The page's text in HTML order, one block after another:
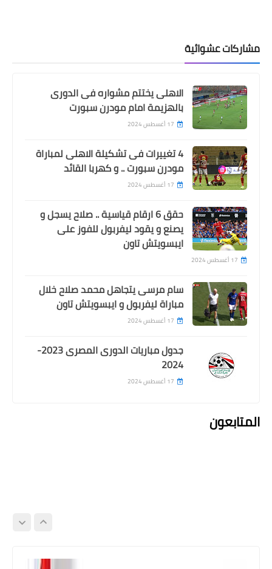
مشاركات عشوائية
الاهلى يختتم مشواره فى الدورى
بالهزيمة امام مودرن سبورت
17 أغسطس 2024
4 تغييرات فى تشكيلة الاهلى لمباراة
مودرن سبورت .. و كهربا القائد
17 أغسطس 2024
حقق 6 ارقام قياسية .. صلاح يسجل و
يصنع و يقود ليفربول للفوز على
ايبسويتش تاون
17 أغسطس 2024
سام مرسى يتجاهل محمد صلاح خلال
مباراة ليفربول و ايبسويتش تاون
17 أغسطس 2024
جدول مباريات الدورى المصرى 2023-
2024
17 أغسطس 2024
المتابعون